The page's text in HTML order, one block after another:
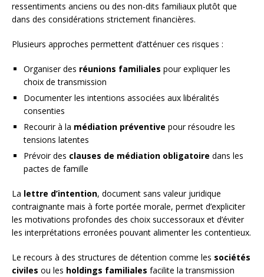
ressentiments anciens ou des non-dits familiaux plutôt que
dans des considérations strictement financières.
Plusieurs approches permettent d’atténuer ces risques :
Organiser des réunions familiales pour expliquer les
choix de transmission
Documenter les intentions associées aux libéralités
consenties
Recourir à la médiation préventive pour résoudre les
tensions latentes
Prévoir des clauses de médiation obligatoire dans les
pactes de famille
La lettre d’intention, document sans valeur juridique
contraignante mais à forte portée morale, permet d’expliciter
les motivations profondes des choix successoraux et d’éviter
les interprétations erronées pouvant alimenter les contentieux.
Le recours à des structures de détention comme les sociétés
civiles ou les holdings familiales facilite la transmission